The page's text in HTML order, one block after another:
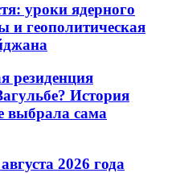
уроки ядерного
и геополитическая
резиденция
История
выбрала сама
2026 года